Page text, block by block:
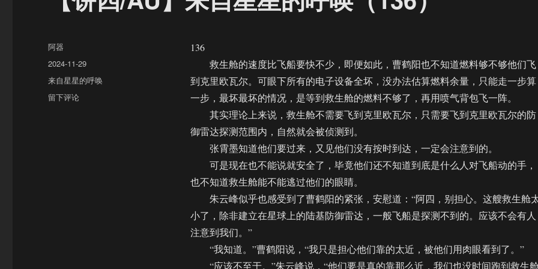
136
救生舱的速度比飞船要快不少，即便如此，曹鹤阳也不知道燃料够不够他们飞
到克里欧瓦尔。可眼下所有的电子设备全坏，没办法估算燃料余量，只能走一步算
一步，最坏最坏的情况，是等到救生舱的燃料不够了，再用喷气背包飞一阵。
其实理论上来说，救生舱不需要飞到克里欧瓦尔，只需要飞到克里欧瓦尔的防
御雷达探测范围内，自然就会被侦测到。
张霄墨知道他们要过来，又见他们没有按时到达，一定会注意到的。
可是现在也不能说就安全了，毕竟他们还不知道到底是什么人对飞船动的手，
也不知道救生舱能不能逃过他们的眼睛。
朱云峰似乎也感受到了曹鹤阳的紧张，安慰道：“阿四，别担心。这艘救生舱
小了，除非建立在星球上的陆基防御雷达，一般飞船是探测不到的。应该不会有人
注意到我们。”
“我知道。”曹鹤阳说，“我只是担心他们靠的太近，被他们用肉眼看到了。”
“应该不至于。”朱云峰说，“他们要是真的靠那么近，我们也没时间跑到救生
作
者
阿器
发
布
于
2024-11-29
分
类
来自星星的呼唤
于
留下评论